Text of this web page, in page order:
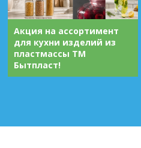
Акция на ассортимент
для кухни изделий из
пластмассы ТМ
Бытпласт!